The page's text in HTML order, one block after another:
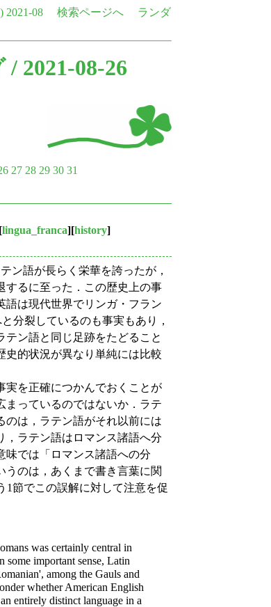
2021-08 検索ページへ
ランダ
/ 2021-08-26
27 28 29 30 31
lingua_franca][history]
ン語が長らく栄華を誇ったが，
するに至った．この歴史上の事
語は現代世界でリンガ・フラン
分裂しているのも事実もあり，
ン語と同じ足跡をたどること
史的状況が異なり単純には比較
を正確につかんでおくことが
まっているのではないか．ラテ
のは，ラテン語がそれ以前には
，ラテン語はロマンス諸語へ分
味では「ロマンス諸語への分
のは，あくまで書き言葉に関
1節でこの誤解に対して注意を促
was certainly central in
some important sense, Latin
among the Gauls and
whether American English
entirely distinct language in a